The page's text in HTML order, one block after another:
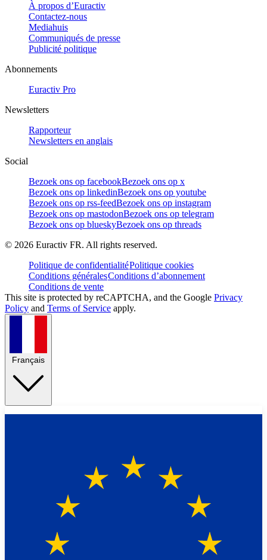
À propos d’Euractiv
Contactez-nous
Mediahuis
Communiqués de presse
Publicité politique
Abonnements
Euractiv Pro
Newsletters
Rapporteur
Newsletters en anglais
Social
Bezoek ons op facebookBezoek ons op x
Bezoek ons op linkedinBezoek ons op youtube
Bezoek ons op rss-feedBezoek ons op instagram
Bezoek ons op mastodonBezoek ons op telegram
Bezoek ons op blueskyBezoek ons op threads
© 2026 Euractiv FR. All rights reserved.
Politique de confidentialitéPolitique cookies
Conditions généralesConditions d’abonnement
Conditions de vente
This site is protected by reCAPTCHA, and the Google Privacy
Policy and Terms of Service apply.
Français